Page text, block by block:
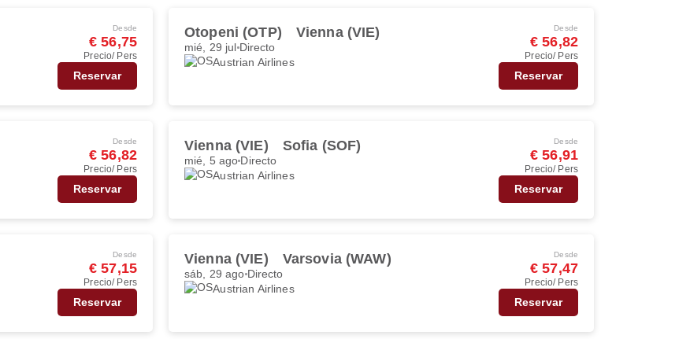
Desde
€ 56,75
Precio/ Pers
Reservar
Otopeni (OTP) Vienna (VIE)
mié, 29 jul Directo
Austrian Airlines
Desde
€ 56,82
Precio/ Pers
Reservar
Desde
€ 56,82
Precio/ Pers
Reservar
Vienna (VIE) Sofia (SOF)
mié, 5 ago Directo
Austrian Airlines
Desde
€ 56,91
Precio/ Pers
Reservar
Desde
€ 57,15
Precio/ Pers
Reservar
Vienna (VIE) Varsovia (WAW)
sáb, 29 ago Directo
Austrian Airlines
Desde
€ 57,47
Precio/ Pers
Reservar